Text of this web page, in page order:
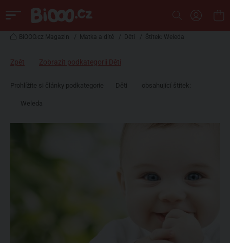
BiOOO.cz Magazin / Matka a dítě / Děti / Štítek: Weleda
Zpět Zobrazit podkategorii Děti
Prohlížíte si články podkategorie Děti obsahující štítek:
Weleda